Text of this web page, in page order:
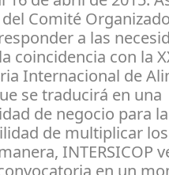
Comité
a las
coincidencia con la
Internacional de
se traducirá en una
de negocio para
de multiplicar
INTERSICOP